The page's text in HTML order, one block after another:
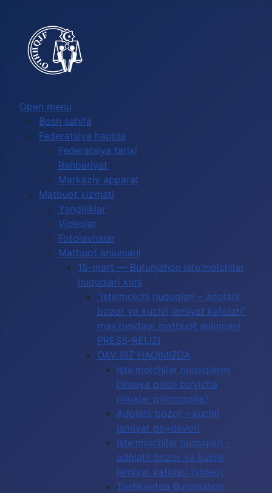
Open menu
Bosh sahifa
Federatsiya haqida
Federatsiya tarixi
Rahbariyat
Markaziy apparat
Matbuot xizmati
Yangiliklar
Videolar
Fotolavhalar
Matbuot anjumani
15-mart — Butunjahon iste’molchilar
huquqlari kuni
“Iste’molchi huquqlari – adolatli
bozor va kuchli jamiyat kafolati”
mavzusidagi matbuot anjumani
PRESS-RELIZI
OAV BIZ HAQIMIZDA
Iste'molchilar huquqlarini
himoya qilish bo‘yicha
nimalar qilinmoqda?
Adolatli bozor - kuchli
jamiyat poydevori
Iste'molchilar huquqlari -
adolatli bozor va kuchli
jamiyat kafolati (video)
Toshkentda Butunjahon